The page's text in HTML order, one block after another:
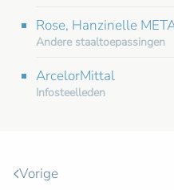
Rose, Hanzinelle
Andere staaltoepassingen
ArcelorMittal
Infosteelleden
Vorige